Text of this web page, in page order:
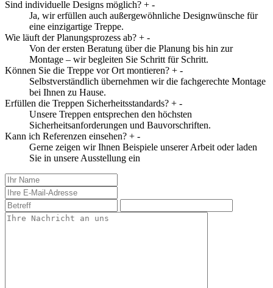
Sind individuelle Designs möglich? + -
Ja, wir erfüllen auch außergewöhnliche Designwünsche für
eine einzigartige Treppe.
Wie läuft der Planungsprozess ab? + -
Von der ersten Beratung über die Planung bis hin zur
Montage – wir begleiten Sie Schritt für Schritt.
Können Sie die Treppe vor Ort montieren? + -
Selbstverständlich übernehmen wir die fachgerechte Montage
bei Ihnen zu Hause.
Erfüllen die Treppen Sicherheitsstandards? + -
Unsere Treppen entsprechen den höchsten
Sicherheitsanforderungen und Bauvorschriften.
Kann ich Referenzen einsehen? + -
Gerne zeigen wir Ihnen Beispiele unserer Arbeit oder laden
Sie in unsere Ausstellung ein